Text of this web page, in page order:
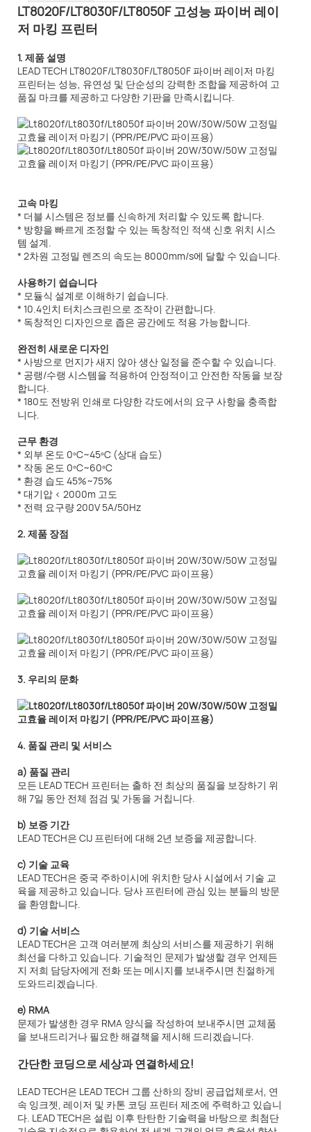
LT8020F/LT8030F/LT8050F 고성능 파이버 레이
저 마킹 프린터
1. 제품 설명
LEAD TECH LT8020F/LT8030F/LT8050F 파이버 레이저 마킹
프린터는 성능, 유연성 및 단순성의 강력한 조합을 제공하여 고
품질 마크를 제공하고 다양한 기판을 만족시킵니다.
고속 마킹
* 더블 시스템은 정보를 신속하게 처리할 수 있도록 합니다.
* 방향을 빠르게 조정할 수 있는 독창적인 적색 신호 위치 시스
템 설계.
* 2차원 고정밀 렌즈의 속도는 8000mm/s에 달할 수 있습니다.
사용하기 쉽습니다
* 모듈식 설계로 이해하기 쉽습니다.
* 10.4인치 터치스크린으로 조작이 간편합니다.
* 독창적인 디자인으로 좁은 공간에도 적용 가능합니다.
완전히 새로운 디자인
* 사방으로 먼지가 새지 않아 생산 일정을 준수할 수 있습니다.
* 공랭/수랭 시스템을 적용하여 안정적이고 안전한 작동을 보장
합니다.
* 180도 전방위 인쇄로 다양한 각도에서의 요구 사항을 충족합
니다.
근무 환경
* 외부 온도 0ºC~45ºC (상대 습도)
* 작동 온도 0ºC~60ºC
* 환경 습도 45%~75%
* 대기압 < 2000m 고도
* 전력 요구량 200V 5A/50Hz
2. 제품 장점
3. 우리의 문화
4. 품질 관리 및 서비스
a) 품질 관리
모든 LEAD TECH 프린터는 출하 전 최상의 품질을 보장하기 위
해 7일 동안 전체 점검 및 가동을 거칩니다.
b) 보증 기간
LEAD TECH은 CIJ 프린터에 대해 2년 보증을 제공합니다.
c) 기술 교육
LEAD TECH은 중국 주하이시에 위치한 당사 시설에서 기술 교
육을 제공하고 있습니다. 당사 프린터에 관심 있는 분들의 방문
을 환영합니다.
d) 기술 서비스
LEAD TECH은 고객 여러분께 최상의 서비스를 제공하기 위해
최선을 다하고 있습니다. 기술적인 문제가 발생할 경우 언제든
지 저희 담당자에게 전화 또는 메시지를 보내주시면 친절하게
도와드리겠습니다.
e) RMA
문제가 발생한 경우 RMA 양식을 작성하여 보내주시면 교체품
을 보내드리거나 필요한 해결책을 제시해 드리겠습니다.
간단한 코딩으로 세상과 연결하세요!
LEAD TECH은 LEAD TECH 그룹 산하의 장비 공급업체로서, 연
속 잉크젯, 레이저 및 카톤 코딩 프린터 제조에 주력하고 있습니
다. LEAD TECH은 설립 이후 탄탄한 기술력을 바탕으로 최첨단